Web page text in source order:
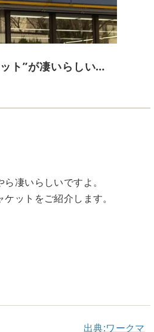
ト”が凄いらしい…
凄いらしいですよ。
ットをご紹介します。
出典:ワークマ